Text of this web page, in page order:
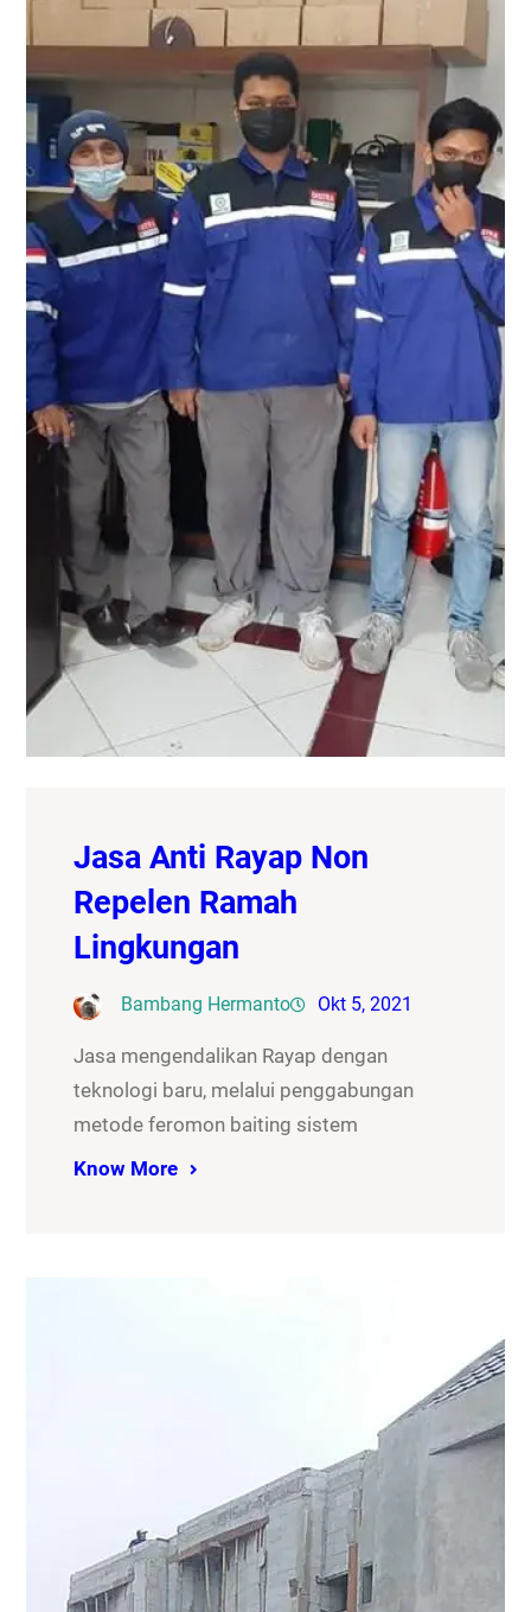
Jasa Anti Rayap Non
Repelen Ramah
Lingkungan
Bambang Hermanto Okt 5, 2021
Jasa mengendalikan Rayap dengan
teknologi baru, melalui penggabungan
metode feromon baiting sistem
Know More